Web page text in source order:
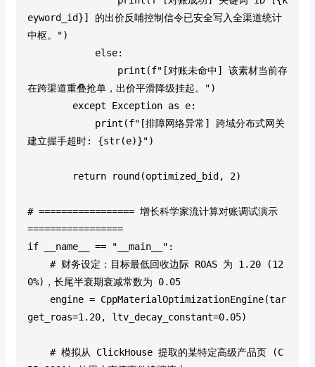
eyword_id}] 的出价反哺控制信令已安全写入全渠道统计
中枢。")
else:
在跨渠道重叠抢单，出价平滑降级挂起。")
except Exception as e:
建立握手超时: {str(e)}")
return round(optimized_bid, 2)
# ================= 增长科学家流计算对账调试演示
=================
if __name__ == "__main__":
0%)，长尾半衰期衰减常数为 0.05
get_roas=1.20, ltv_decay_constant=0.05)